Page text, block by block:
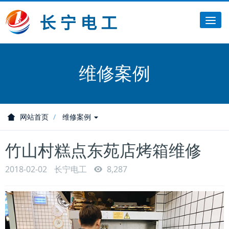
维修案例
网站首页 维修案例
竹山村糕点东苑店烤箱维修
2018-02-02 长宁电工 8,287